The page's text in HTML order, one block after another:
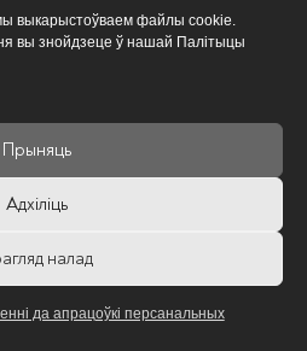
выкарыстоўваем файлы cookie.
вы знойдзеце ў нашай Палітыцы
Прыняць
Адхіліць
налад
да апрацоўкі персанальных